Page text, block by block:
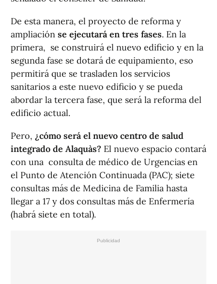
De esta manera, el proyecto de reforma y
ampliación se ejecutará en tres fases. En la
primera, se construirá el nuevo edificio y en la
segunda fase se dotará de equipamiento, eso
permitirá que se trasladen los servicios
sanitarios a este nuevo edificio y se pueda
abordar la tercera fase, que será la reforma del
edificio actual.
Pero, ¿cómo será el nuevo centro de salud
integrado de Alaquàs? El nuevo espacio contará
con una consulta de médico de Urgencias en
el Punto de Atención Continuada (PAC); siete
consultas más de Medicina de Familia hasta
llegar a 17 y dos consultas más de Enfermería
(habrá siete en total).